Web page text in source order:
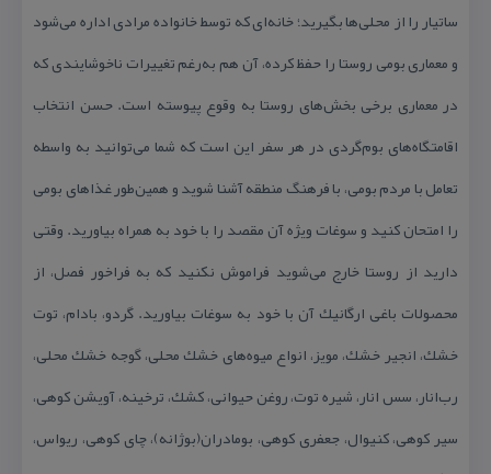
ساتیار را از محلی‌ها بگیرید؛ خانه‌ای كه توسط خانواده مرادی اداره می‌شود
و معماری بومی روستا را حفظ كرده، آن هم به‌رغم تغییرات ناخوشایندی كه
در معماری برخی بخش‌های روستا به وقوع پیوسته است. حسن انتخاب
اقامتگاه‌های بوم‌گردی در هر سفر این است كه شما می‌توانید به واسطه
تعامل با مردم بومی، با فرهنگ منطقه آشنا شوید و همین‌طور غذاهای بومی
را امتحان كنید و سوغات ویژه آن مقصد را با خود به همراه بیاورید. وقتی
دارید از روستا خارج می‌شوید فراموش نكنید كه به فراخور فصل، از
محصولات باغی ارگانیك آن با خود به سوغات بیاورید. گردو، بادام، توت
خشك، انجیر خشك، مویز، انواع میوه‌های خشك محلی، گوجه خشك محلی،
رب‌انار، سس انار، شیره توت، روغن حیوانی، كشك، ترخینه، آویشن كوهی،
سیر كوهی، كنیوال، جعفری كوهی، بومادران(بوژانه)، چای كوهی، ریواس،